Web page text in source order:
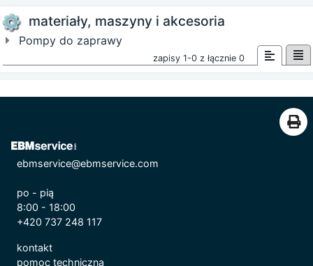
materiały, maszyny i akcesoria
Pompy do zaprawy
zapisy 1-0 z łącznie 0
ebmservice@ebmservice.com
po - pią
8:00 - 18:00
+420 737 248 117
kontakt
pomoc techniczna